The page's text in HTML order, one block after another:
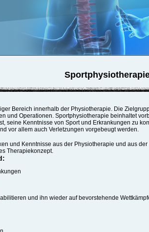
Bereich innerhalb der Physiotherapie. Die
und Operationen. Sportphysiotherapie beinhaltet
seine Kenntnisse von Sport und Erkrankungen zu
vor allem auch Verletzungen vorgebeugt werden.
und Kenntnisse aus der Physiotherapie und aus
Therapiekonzept.
und ihn wieder auf bevorstehende